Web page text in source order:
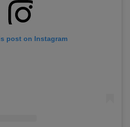
post on Instagram